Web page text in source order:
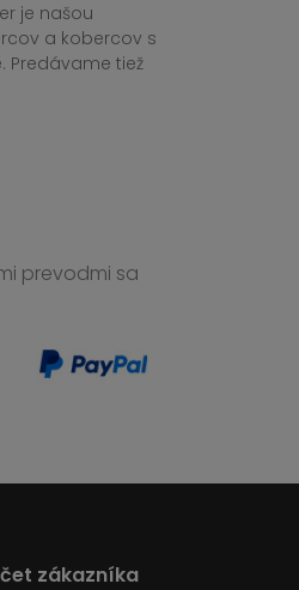
je našou
a kobercov s
Predávame tiež
prevodmi sa
zákazníka